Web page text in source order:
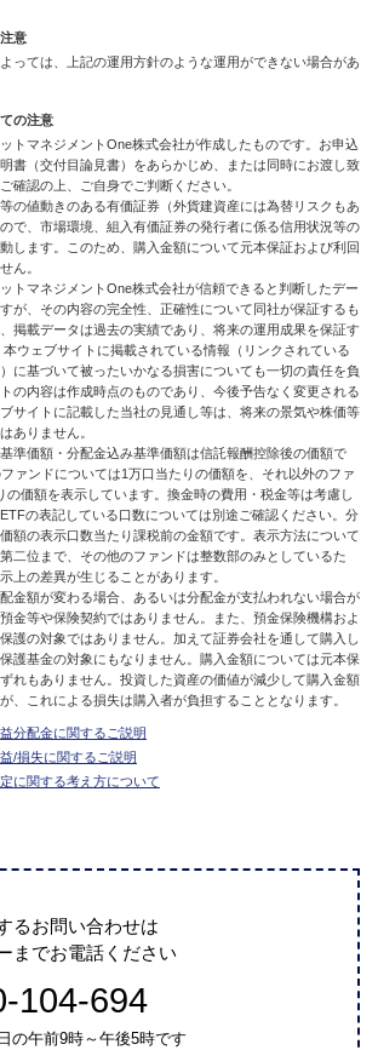
意
っては、上記の運用方針のような運用ができない場合があ
の注意
トマネジメントOne株式会社が作成したものです。お申込
書（交付目論見書）をあらかじめ、または同時にお渡し致
確認の上、ご自身でご判断ください。
の値動きのある有価証券（外貨建資産には為替リスクもあ
で、市場環境、組入有価証券の発行者に係る信用状況等の
します。このため、購入金額について元本保証および利回
ん。
トマネジメントOne株式会社が信頼できると判断したデー
が、その内容の完全性、正確性について同社が保証するも
掲載データは過去の実績であり、将来の運用成果を保証す
ウェブサイトに掲載されている情報（リンクされている
に基づいて被ったいかなる損害についても一切の責任を負
の内容は作成時点のものであり、今後予告なく変更される
サイトに記載した当社の見通し等は、将来の景気や株価等
ありません。
準価額・分配金込み基準価額は信託報酬控除後の価額で
ァンドについては1万口当たりの価額を、それ以外のファ
の価額を表示しています。換金時の費用・税金等は考慮し
の表記している口数については別途ご確認ください。分
額の表示口数当たり課税前の金額です。表示方法について
二位まで、その他のファンドは整数部のみとしているた
上の差異が生じることがあります。
金額が変わる場合、あるいは分配金が支払われない場合が
金等や保険契約ではありません。また、預金保険機構およ
護の対象ではありません。加えて証券会社を通して購入し
護基金の対象にもなりません。購入金額については元本保
れもありません。投資した資産の価値が減少して購入金額
、これによる損失は購入者が負担することとなります。
分配金に関するご説明
/損失に関するご説明
に関する考え方について
るお問い合わせは
までお電話ください
104-694
の午前9時～午後5時です